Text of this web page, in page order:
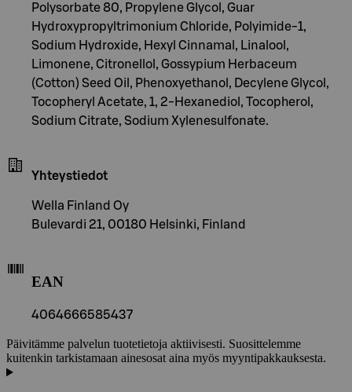
Polysorbate 80, Propylene Glycol, Guar
Hydroxypropyltrimonium Chloride, Polyimide-1,
Sodium Hydroxide, Hexyl Cinnamal, Linalool,
Limonene, Citronellol, Gossypium Herbaceum
(Cotton) Seed Oil, Phenoxyethanol, Decylene Glycol,
Tocopheryl Acetate, 1, 2-Hexanediol, Tocopherol,
Sodium Citrate, Sodium Xylenesulfonate.
Yhteystiedot
Wella Finland Oy
Bulevardi 21, 00180 Helsinki, Finland
EAN
4064666585437
Päivitämme palvelun tuotetietoja aktiivisesti. Suosittelemme
kuitenkin tarkistamaan ainesosat aina myös myyntipakkauksesta.